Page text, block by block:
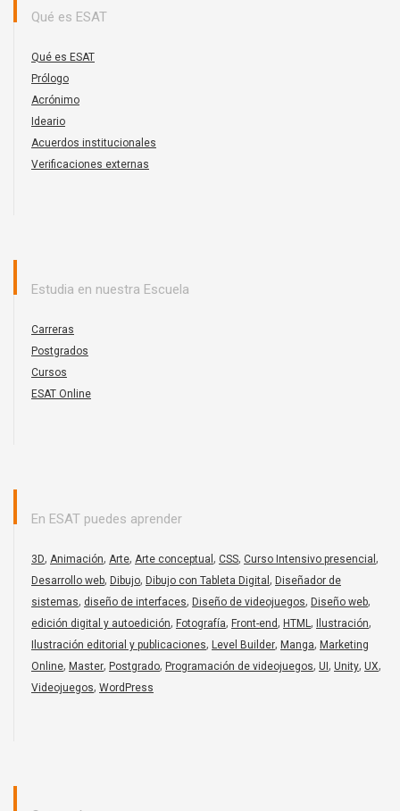
Qué es ESAT
Qué es ESAT
Prólogo
Acrónimo
Ideario
Acuerdos institucionales
Verificaciones externas
Estudia en nuestra Escuela
Carreras
Postgrados
Cursos
ESAT Online
En ESAT puedes aprender
3D, Animación, Arte, Arte conceptual , CSS, Curso Intensivo presencial ,
Desarrollo web, Dibujo, Dibujo con Tableta Digital , Diseñador de
sistemas, diseño de interfaces, Diseño de videojuegos, Diseño web,
edición digital y autoedición, Fotografía, Front-end, HTML, Ilustración,
Ilustración editorial y publicaciones, Level Builder, Manga, Marketing
Online, Master, Postgrado, Programación de videojuegos, UI, Unity, UX,
Videojuegos, WordPress